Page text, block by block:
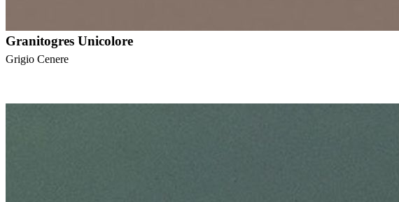
Granitogres Unicolore
Grigio Cenere